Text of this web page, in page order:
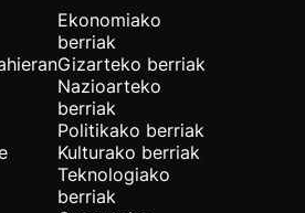
Ekonomiako
berriak
Gizarteko berriak
Nazioarteko
berriak
Politikako berriak
Kulturako berriak
Teknologiako
berriak